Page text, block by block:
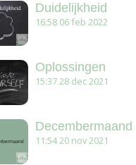
Duidelijkheid
16:58 06 feb 2022
Oplossingen
15:3728 dec 2021
Decembermaand
11:5420 nov 2021